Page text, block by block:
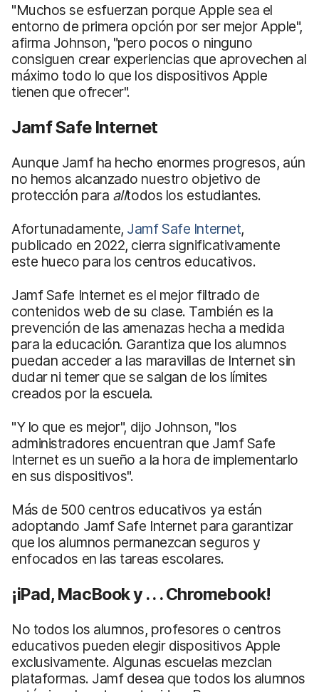
"Muchos se esfuerzan porque Apple sea el
entorno de primera opción por ser mejor Apple",
afirma Johnson, "pero pocos o ninguno
consiguen crear experiencias que aprovechen al
máximo todo lo que los dispositivos Apple
tienen que ofrecer".
Jamf Safe Internet
Aunque Jamf ha hecho enormes progresos, aún
no hemos alcanzado nuestro objetivo de
protección para alltodos los estudiantes.
Afortunadamente, Jamf Safe Internet,
publicado en 2022, cierra significativamente
este hueco para los centros educativos.
Jamf Safe Internet es el mejor filtrado de
contenidos web de su clase. También es la
prevención de las amenazas hecha a medida
para la educación. Garantiza que los alumnos
puedan acceder a las maravillas de Internet sin
dudar ni temer que se salgan de los límites
creados por la escuela.
"Y lo que es mejor", dijo Johnson, "los
administradores encuentran que Jamf Safe
Internet es un sueño a la hora de implementarlo
en sus dispositivos".
Más de 500 centros educativos ya están
adoptando Jamf Safe Internet para garantizar
que los alumnos permanezcan seguros y
enfocados en las tareas escolares.
¡iPad, MacBook y . . . Chromebook!
No todos los alumnos, profesores o centros
educativos pueden elegir dispositivos Apple
exclusivamente. Algunas escuelas mezclan
plataformas. Jamf desea que todos los alumnos